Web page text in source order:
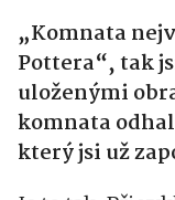
„Komnata
Pottera“, tak
uloženými
komnata
který jsi už